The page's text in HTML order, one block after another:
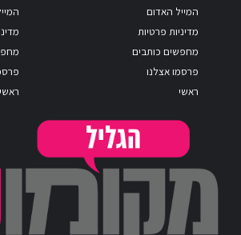
המייל האדום
מדיניות פרטיות
מחפשים כותבים
פרסמו אצלנו
ראשי
ראשי